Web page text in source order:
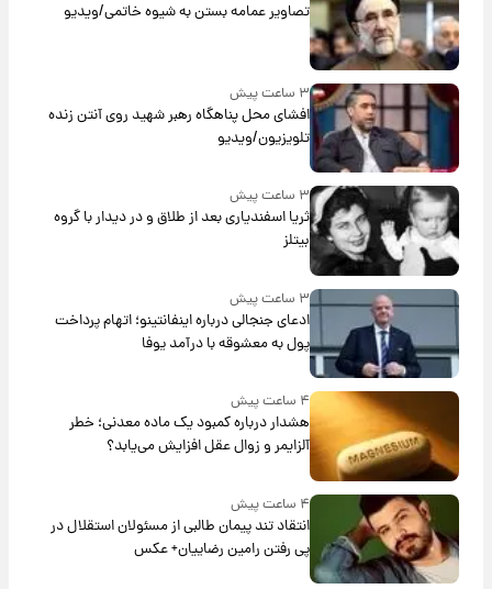
تصاویر عمامه بستن به شیوه خاتمی/ویدیو
۳ ساعت پیش
افشای محل پناهگاه‌ رهبر شهید روی آنتن زنده
تلویزیون/ویدیو
۳ ساعت پیش
ثریا اسفندیاری بعد از طلاق و در دیدار با گروه
بیتلز
۳ ساعت پیش
ادعای جنجالی درباره اینفانتینو؛ اتهام پرداخت
پول به معشوقه با درآمد یوفا
۴ ساعت پیش
هشدار درباره کمبود یک ماده معدنی؛ خطر
آلزایمر و زوال عقل افزایش می‌یابد؟
۴ ساعت پیش
انتقاد تند پیمان طالبی از مسئولان استقلال در
پی رفتن رامین رضاییان+ عکس